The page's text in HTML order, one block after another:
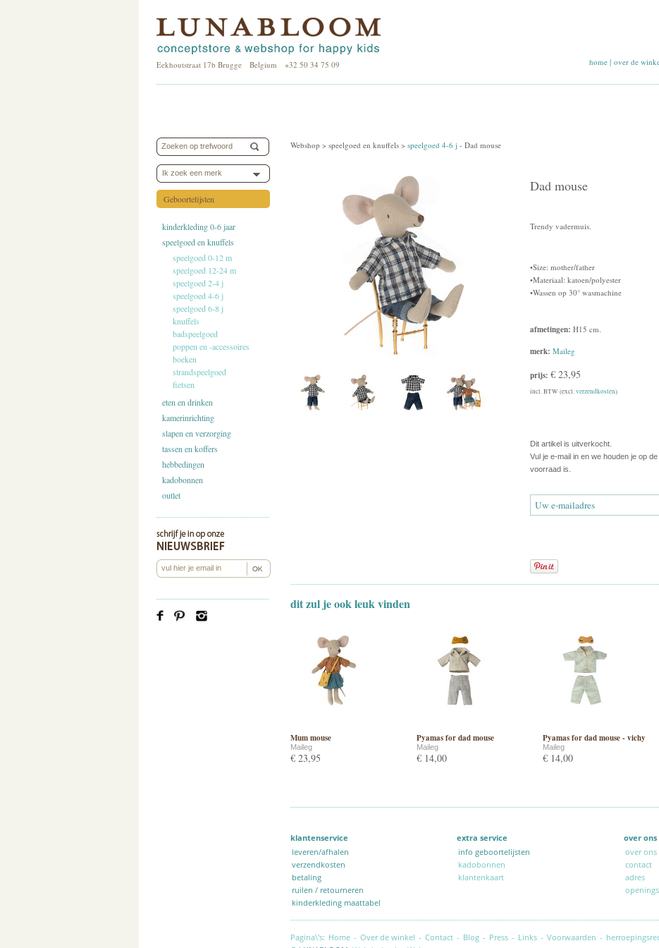
Eekhoutstraat 17b Brugge Belgium +32 50 34 75 09 home | over de
Ik zoek een merk
Geboortelijsten
kinderkleding 0-6 jaar
speelgoed en knuffels
speelgoed 0-12 m
speelgoed 12-24 m
speelgoed 2-4 j
speelgoed 4-6 j
speelgoed 6-8 j
knuffels
badspeelgoed
poppen en -accessoires
boeken
strandspeelgoed
fietsen
eten en drinken
kamerinrichting
slapen en verzorging
tassen en koffers
hebbedingen
kadobonnen
outlet
Webshop > speelgoed en knuffels > speelgoed 4-6 j - Dad mouse
Dad mouse
Trendy vadermuis.
•Size: mother/father
•Materiaal: katoen/polyester
•Wassen op 30° wasmachine
afmetingen: H15 cm.
merk: Maileg
prijs: € 23,95
incl. BTW (excl.verzendkosten)
Dit artikel is uitverkocht.
Vul je e-mail in en we houden je op
voorraad is.
dit zul je ook leuk vinden
Mum mouse
Maileg
€ 23,95
Pyamas for dad mouse
Maileg
€ 14,00
Pyamas for dad mouse - vichy
Maileg
€ 14,00
klantenservice extra service
over ons
leveren/afhalen
verzendkosten
betaling
ruilen / retourneren
kinderkleding maattabel
info geboortelijsten
kadobonnen
klantenkaart
over ons
contact
adres
Pagina\'s: Home - Over de winkel - Contact - Blog - Press - Links - Voorwaarden -